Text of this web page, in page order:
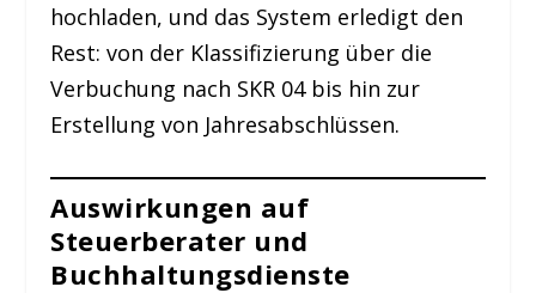
hochladen, und das System erledigt den
Rest: von der Klassifizierung über die
Verbuchung nach SKR 04 bis hin zur
Erstellung von Jahresabschlüssen.
Auswirkungen auf
Steuerberater und
Buchhaltungsdienste